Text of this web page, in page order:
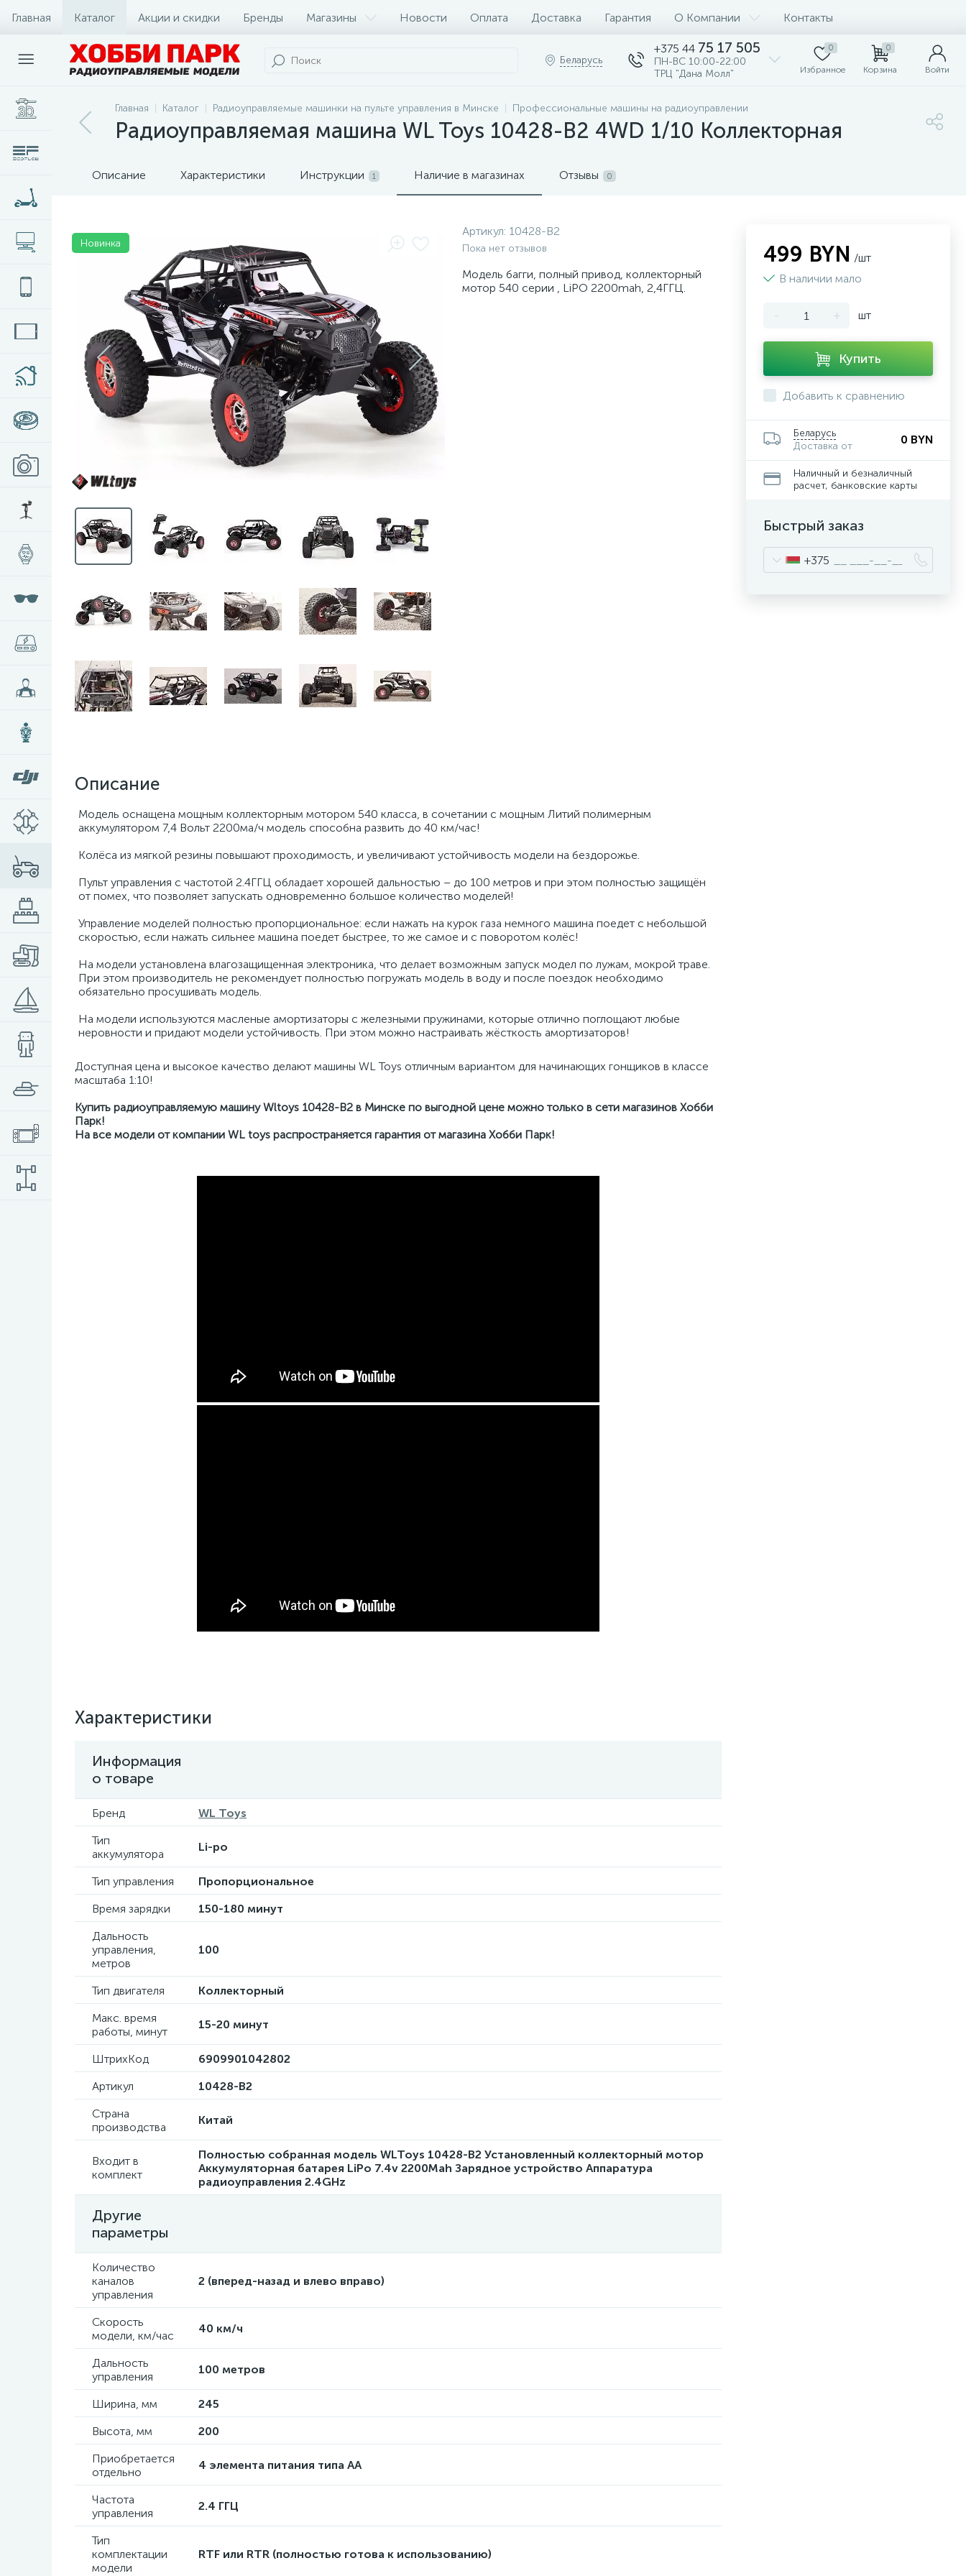
Главная Каталог Акции и скидки Бренды Магазины Новости Оплата Доставка Гарантия О Компании Контакты
Беларусь
+375 44 75 17 505
ПН-ВС 10:00-22:00
ТРЦ "Дана Молл"
0
Избранное
0
Корзина Войти
Главная Каталог Радиоуправляемые машинки на пульте управления в Минске Профессиональные машины на радиоуправлении
Радиоуправляемая машина WL Toys 10428-B2 4WD 1/10 Коллекторная
Описание Характеристики Инструкции 1 Наличие в магазинах Отзывы 0
Новинка
Артикул: 10428-B2
Пока нет отзывов
Модель багги, полный привод, коллекторный
мотор 540 серии , LiPO 2200mah, 2,4ГГЦ.
Описание
Модель оснащена мощным коллекторным мотором 540 класса, в сочетании с мощным Литий полимерным
аккумулятором 7,4 Вольт 2200ма/ч модель способна развить до 40 км/час!
Колёса из мягкой резины повышают проходимость, и увеличивают устойчивость модели на бездорожье.
Пульт управления с частотой 2.4ГГЦ обладает хорошей дальностью – до 100 метров и при этом полностью защищён
от помех, что позволяет запускать одновременно большое количество моделей!
Управление моделей полностью пропорциональное: если нажать на курок газа немного машина поедет с небольшой
скоростью, если нажать сильнее машина поедет быстрее, то же самое и с поворотом колёс!
На модели установлена влагозащищенная электроника, что делает возможным запуск модел по лужам, мокрой траве.
При этом производитель не рекомендует полностью погружать модель в воду и после поездок необходимо
обязательно просушивать модель.
На модели используются масленые амортизаторы с железными пружинами, которые отлично поглощают любые
неровности и придают модели устойчивость. При этом можно настраивать жёсткость амортизаторов!
Доступная цена и высокое качество делают машины WL Toys отличным вариантом для начинающих гонщиков в классе
масштаба 1:10!
Купить радиоуправляемую машину Wltoys 10428-B2 в Минске по выгодной цене можно только в сети магазинов Хобби
Парк!
На все модели от компании WL toys распространяется гарантия от магазина Хобби Парк!
Характеристики
Информация
о товаре
Бренд
WL Toys
Тип
аккумулятора
Li-po
Тип управления
Пропорциональное
Время зарядки
150-180 минут
Дальность
управления,
метров
100
Тип двигателя
Коллекторный
Макс. время
работы, минут
15-20 минут
ШтрихКод
6909901042802
Артикул
10428-B2
Страна
производства
Китай
Входит в
комплект
Полностью собранная модель WLToys 10428-B2 Установленный коллекторный мотор
Аккумуляторная батарея LiPo 7.4v 2200Mah Зарядное устройство Аппаратура
радиоуправления 2.4GHz
Другие
параметры
Количество
каналов
управления
2 (вперед-назад и влево вправо)
Скорость
модели, км/час
40 км/ч
Дальность
управления
100 метров
Ширина, мм
245
Высота, мм
200
Приобретается
отдельно
4 элемента питания типа АА
Частота
управления
2.4 ГГЦ
Тип
комплектации
модели
RTF или RTR (полностью готова к использованию)
499 BYN /шт
В наличии мало
- + шт
Купить
Добавить к сравнению
Беларусь
Доставка от
0 BYN
Наличный и безналичный
расчет, банковские карты
Быстрый заказ
+375